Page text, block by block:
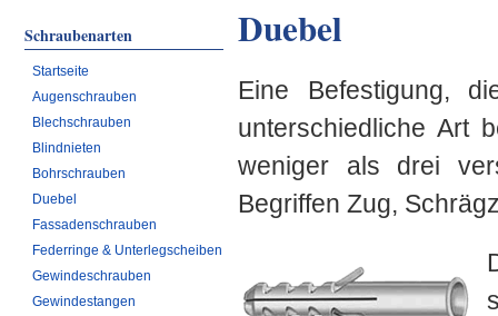
Duebel
Eine Befestigung,
unterschiedliche Art
weniger als drei
Begriffen Zug,
Schraubenarten
Startseite
Augenschrauben
Blechschrauben
Blindnieten
Bohrschrauben
Duebel
Fassadenschrauben
Federringe & Unterlegscheiben
Gewindeschrauben
Gewindestangen